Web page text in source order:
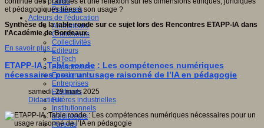
Pratiques
Acteurs de l'éducation
Animateurs
Chercheurs
Collectivités
Editeurs
EdTech
Encadrement
Enseignants
Entreprises
Etudiants
Filières industrielles
Institutionnels
Médiateurs
Parents
et pédagogiques liées à son usage ?
Synthèse de la table ronde sur ce sujet lors des Rencontres ETAPP-IA dans
l'Académie de Bordeaux.
En savoir plus...
ETAPP-IA :Table ronde : Les compétences numériques
nécessaires pour un usage raisonné de l’IA en pédagogie
samedi, 29 mars 2025
Didactique